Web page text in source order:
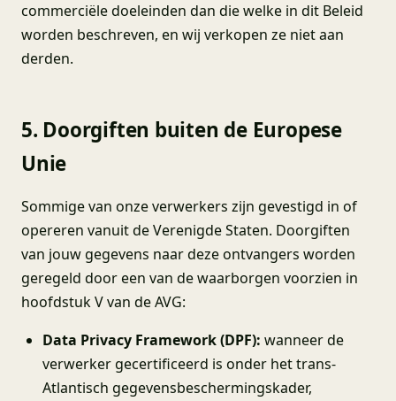
commerciële doeleinden dan die welke in dit Beleid
worden beschreven, en wij verkopen ze niet aan
derden.
5. Doorgiften buiten de Europese
Unie
Sommige van onze verwerkers zijn gevestigd in of
opereren vanuit de Verenigde Staten. Doorgiften
van jouw gegevens naar deze ontvangers worden
geregeld door een van de waarborgen voorzien in
hoofdstuk V van de AVG:
Data Privacy Framework (DPF): wanneer de
verwerker gecertificeerd is onder het trans-
Atlantisch gegevensbeschermingskader,